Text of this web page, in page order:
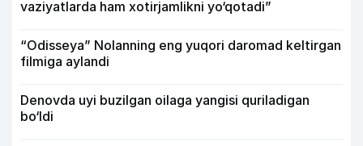
vaziyatlarda ham xotirjamlikni yo‘qotadi”
“Odisseya” Nolanning eng yuqori daromad keltirgan
filmiga aylandi
Denovda uyi buzilgan oilaga yangisi quriladigan
bo‘ldi